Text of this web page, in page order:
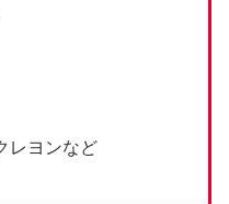
レヨンなど